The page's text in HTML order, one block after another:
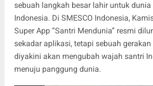
sebuah langkah besar lahir untuk dunia
Indonesia. Di SMESCO Indonesia,
Super App “Santri Mendunia” resmi
sekadar aplikasi, tetapi sebuah gerakan
diyakini akan mengubah wajah santri
menuju panggung dunia.